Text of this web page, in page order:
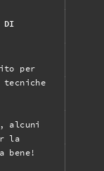
DI
per
tecniche
alcuni
la
bene!